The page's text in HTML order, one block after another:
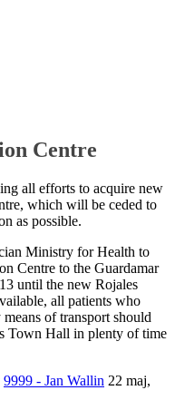
Centre
all efforts to acquire new
which will be ceded to
as possible.
Ministry for Health to
Centre to the Guardamar
until the new Rojales
all patients who
of transport should
Town Hall in plenty of time
9999 - Jan Wallin 22 maj,